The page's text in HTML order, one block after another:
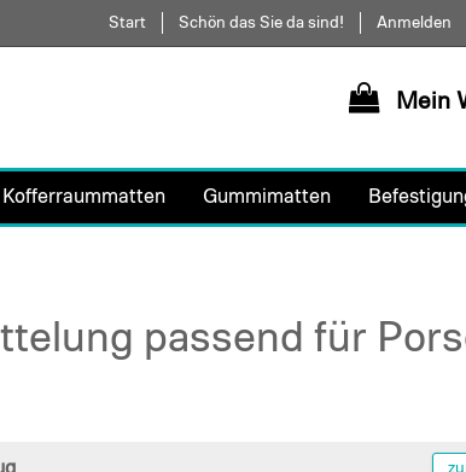
Start Schön das Sie da sind! Anmelden
Mein
Kofferraummatten Gummimatten
passend für